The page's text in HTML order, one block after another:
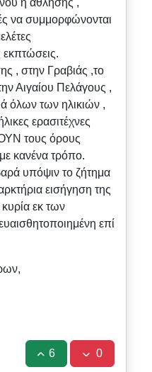
να συμμορφώνονται
, στην Γραβιάς ,το
Αιγαίου Πελάγους ,
όλων των ηλικιών ,
ερασιτέχνες
τους όρους
κανένα τρόπο.
υπόψιν το ζήτημα
εισήγηση της
εκ των
επί
6 0